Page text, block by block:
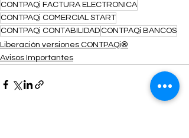
CONTPAQi FACTURA ELECTRONICA
CONTPAQi COMERCIAL START
CONTPAQi CONTABILIDAD CONTPAQi BANCOS
Liberación versiones CONTPAQi®
Avisos Importantes